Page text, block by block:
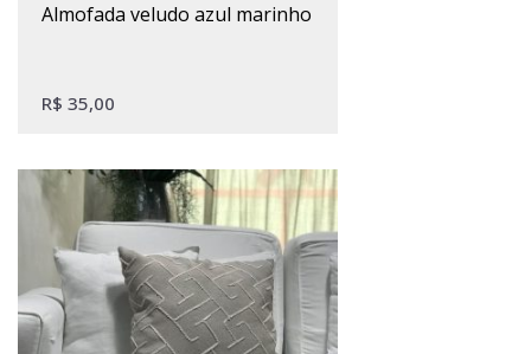
almofada veludo azul marinho
R$ 35,00